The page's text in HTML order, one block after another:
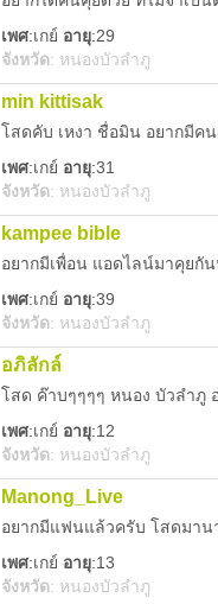
เพศ:เกย์ อายุ:29
จังหวัด: หนองบัวลำภู
min kittisak
โสดคับ เหงา ชื่อมิน อยากมีค
เพศ:เกย์ อายุ:31
จังหวัด: หนองบัวลำภู
kampee bible
อยากมีเพื่อน แอดไลน์มาคุยกั
เพศ:เกย์ อายุ:39
จังหวัด: หนองบัวลำภู
อภิลักล์
โสด ค๊าบๆๆๆๆ หนอง บัวลำภู
เพศ:เกย์ อายุ:12
จังหวัด: หนองบัวลำภู
Manong_Live
อยากมีแฟนแล้วครับ โสดมาน
เพศ:เกย์ อายุ:13
จังหวัด: หนองบัวลำภู